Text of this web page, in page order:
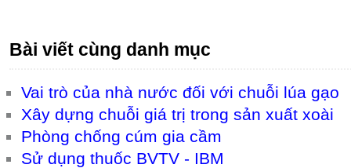
Bài viết cùng danh mục
Vai trò của nhà nước đối với chuỗi lúa gạo
Xây dựng chuỗi giá trị trong sản xuất xoài
Phòng chống cúm gia cầm
Sử dụng thuốc BVTV - IBM